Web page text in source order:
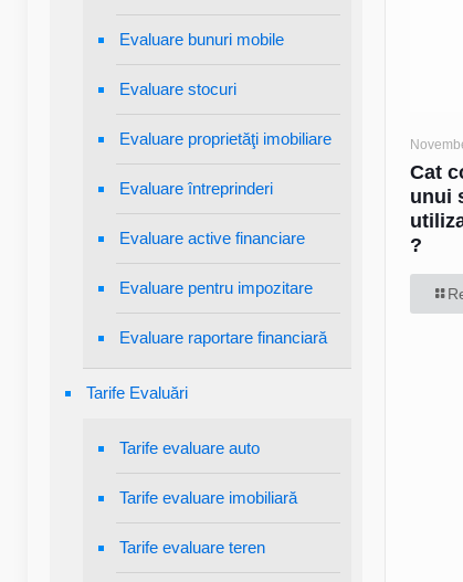
Cat
unui
?
Evaluare bunuri mobile
Evaluare stocuri
Evaluare proprietăţi imobiliare
Evaluare întreprinderi
Evaluare active financiare
Evaluare pentru impozitare
Evaluare raportare financiară
Tarife Evaluări
Tarife evaluare auto
Tarife evaluare imobiliară
Tarife evaluare teren